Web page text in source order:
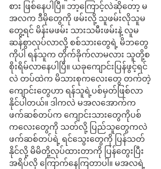
စား ဖြစ်နေပါပြီ။ ဘာ့ကြောင့်လဲဆိုတော့ မ
အလက ဒီမိုတွေကို ဖမ်းလို့ သူဖမ်းလိုသူမ
တွေ့ရင် မိန်းမဖမ်း သားသမီးဖမ်းနဲ့ လူမ
ဆန်စွာလုပ်လာလို့ စစ်သားတွေရဲ့ မိဘတွေ
ကိုပါ ရန်သူက တိုက်ခိုက်လာမလား သူတို့စ
စိုးရိမ်လာနေပါပြီ။ ယခုကျောင်းပြန်ဖွင့်ရင်
လဲ တပ်ထဲက မိသားစုကလေးတွေ တက်တဲ့
ကျောင်းတွေဟာ ရန်သူရဲ့ပစ်မှတ်ဖြစ်လာ
နိုင်ပါတယ်။ ဒါကလဲ မအလအောက်က
ဖက်ဆစ်တပ်က ကျောင်းသားတွေကိုပစ်
ကလေးတွေကို သတ်လို့ ပြည်သူတွေကလဲ
ဖက်ဆစ်တပ်ရဲ့ ရင်သွေးတွေကို ပြန်သတ်
နိုင်လို့ မိမိတို့လုပ်ထားတာကို ပြန်တွေးပြီး
အရိပ်လို ကြောက်နေကြတာပါ။ မအလရဲ့